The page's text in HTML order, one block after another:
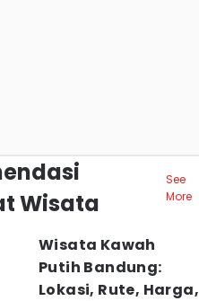
Wisata
See
More
Wisata Kawah
Putih Bandung:
Lokasi, Rute, Harga,